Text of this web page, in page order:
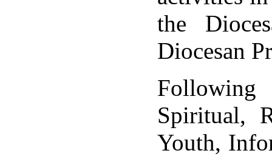
the
Diocesan
Spiritual,
Youth,